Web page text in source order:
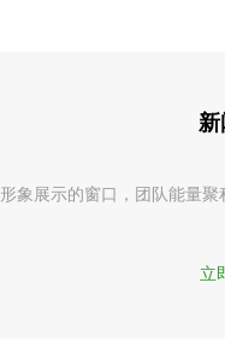
新
象展示的窗口，团队能量
立